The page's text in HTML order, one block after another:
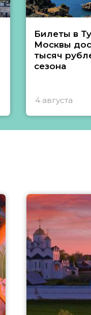
Билеты в
Москвы
тысяч
сезона
4 августа